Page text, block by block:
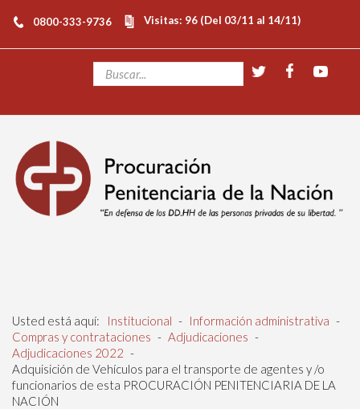
0800-333-9736 Visitas: 96 (Del 03/11 al 14/11)
Usted está aquí: Institucional - Información administrativa -
Compras y contrataciones - Adjudicaciones -
Adjudicaciones 2022 -
Adquisición de Vehículos para el transporte de agentes y /o
funcionarios de esta PROCURACIÓN PENITENCIARIA DE LA
NACIÓN